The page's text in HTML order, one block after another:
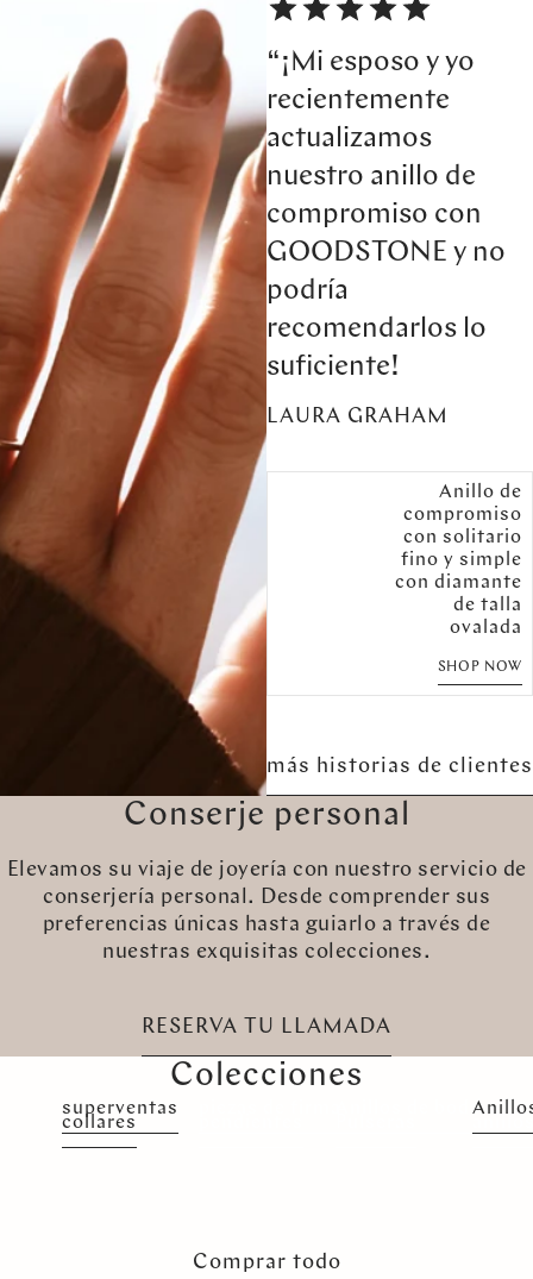
“¡Mi esposo y yo
recientemente
actualizamos
nuestro anillo de
compromiso con
GOODSTONE y no
podría
recomendarlos lo
suficiente!
LAURA GRAHAM
Anillo de
compromiso
con solitario
fino y simple
con diamante
de talla
ovalada
SHOP NOW
más historias de clientes
Conserje personal
Elevamos su viaje de joyería con nuestro servicio de
conserjería personal. Desde comprender sus
preferencias únicas hasta guiarlo a través de
nuestras exquisitas colecciones.
RESERVA TU LLAMADA
Colecciones
superventas Anillos de boda
collares
Comprar todo